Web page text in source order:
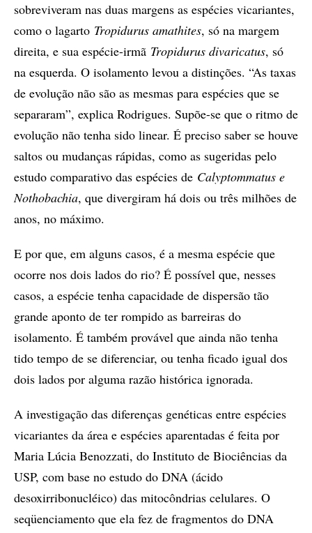
sobreviveram nas duas margens as espécies vicariantes,
como o lagarto Tropidurus amathites, só na margem
direita, e sua espécie-irmã Tropidurus divaricatus, só
na esquerda. O isolamento levou a distinções. “As taxas
de evolução não são as mesmas para espécies que se
separaram”, explica Rodrigues. Supõe-se que o ritmo de
evolução não tenha sido linear. É preciso saber se houve
saltos ou mudanças rápidas, como as sugeridas pelo
estudo comparativo das espécies de Calyptommatus e
Nothobachia, que divergiram há dois ou três milhões de
anos, no máximo.
E por que, em alguns casos, é a mesma espécie que
ocorre nos dois lados do rio? É possível que, nesses
casos, a espécie tenha capacidade de dispersão tão
grande aponto de ter rompido as barreiras do
isolamento. É também provável que ainda não tenha
tido tempo de se diferenciar, ou tenha ficado igual dos
dois lados por alguma razão histórica ignorada.
A investigação das diferenças genéticas entre espécies
vicariantes da área e espécies aparentadas é feita por
Maria Lúcia Benozzati, do Instituto de Biociências da
USP, com base no estudo do DNA (ácido
desoxirribonucléico) das mitocôndrias celulares. O
seqüenciamento que ela fez de fragmentos do DNA